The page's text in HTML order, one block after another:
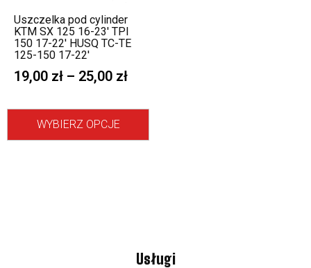
Uszczelka pod cylinder
KTM SX 125 16-23′ TPI
150 17-22′ HUSQ TC-TE
125-150 17-22′
19,00 zł – 25,00 zł
WYBIERZ OPCJE
Usługi